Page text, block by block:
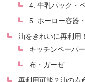
4. 牛乳パック・
5. ホーロー容器
油をきれいに再利用
キッチンペーパ
布・ガーゼ
再利用可能？油の寿